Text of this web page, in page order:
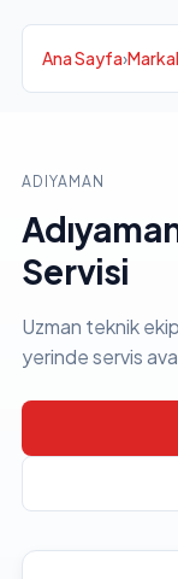
Ana Sayfa›
ADIYAMAN
Servisi
Uzman teknik
yerinde servis